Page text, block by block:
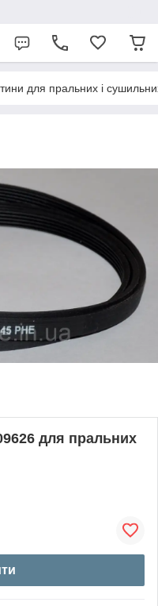
для пральних і
для пральних